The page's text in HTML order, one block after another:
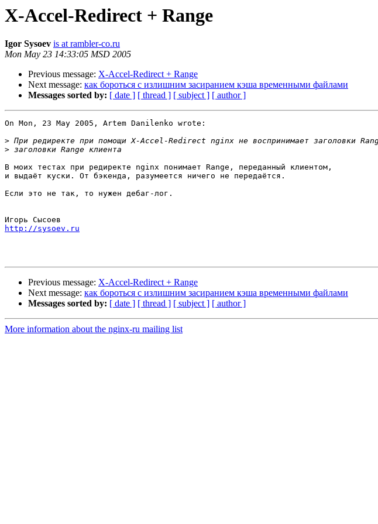
X-Accel-Redirect + Range
Igor Sysoev is at rambler-co.ru
Mon May 23 14:33:05 MSD 2005
Previous message: X-Accel-Redirect + Range
Next message: как бороться с излишним засиранием кэша временными файлами
Messages sorted by: [ date ] [ thread ] [ subject ] [ author ]
On Mon, 23 May 2005, Artem Danilenko wrote:
>
>
В моих тестах при редиректе nginx понимает Range, переданный клиентом,
и выдаёт куски. От бэкенда, разумеется ничего не передаётся.
Если это не так, то нужен дебаг-лог.
http://sysoev.ru
Previous message: X-Accel-Redirect + Range
Next message: как бороться с излишним засиранием кэша временными файлами
Messages sorted by: [ date ] [ thread ] [ subject ] [ author ]
More information about the nginx-ru mailing list